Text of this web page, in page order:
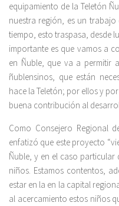
equipamiento de la Teletón
nuestra región, es un
tiempo, esto traspasa, desde
importante es que vamos a
en Ñuble, que va a permitir
ñublensinos, que están
hace la Teletón; por ellos y
buena contribución al
Como Consejero Regional
enfatizó que este proyecto
Ñuble, y en el caso
niños. Estamos contentos,
estar en la en la capital
al acercamiento estos niños